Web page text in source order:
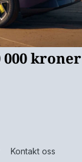
Kontakt oss